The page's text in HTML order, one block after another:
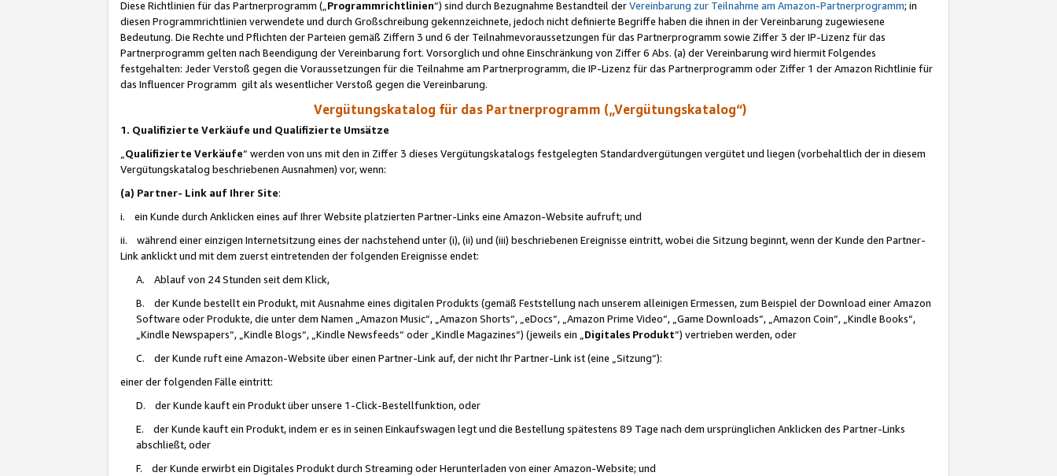
Diese Richtlinien für das Partnerprogramm („Programmrichtlinien“) sind durch Bezugnahme Bestandteil derVereinbarung zur Teilnahme am Amazon-Partnerprogramm; in
diesen Programmrichtlinien verwendete und durch Großschreibung gekennzeichnete, jedoch nicht definierte Begriffe haben die ihnen in der Vereinbarung zugewiesene
Bedeutung. Die Rechte und Pflichten der Parteien gemäß Ziffern 3 und 6 der Teilnahmevoraussetzungen für das Partnerprogramm sowie Ziffer 3 der IP-Lizenz für das
Partnerprogramm gelten nach Beendigung der Vereinbarung fort. Vorsorglich und ohne Einschränkung von Ziffer 6 Abs. (a) der Vereinbarung wird hiermit Folgendes
festgehalten: Jeder Verstoß gegen die Voraussetzungen für die Teilnahme am Partnerprogramm, die IP-Lizenz für das Partnerprogramm oder Ziffer 1 der Amazon Richtlinie für
das Influencer Programm gilt als wesentlicher Verstoß gegen die Vereinbarung.
Vergütungskatalog für das Partnerprogramm („Vergütungskatalog“)
1. Qualifizierte Verkäufe und Qualifizierte Umsätze
Qualifizierte Verkäufe“ werden von uns mit den in Ziffer 3 dieses Vergütungskatalogs festgelegten Standardvergütungen vergütet und liegen (vorbehaltlich der in diesem
Vergütungskatalog beschriebenen Ausnahmen) vor, wenn:
(a) Partner- Link auf Ihrer Site:
i. ein Kunde durch Anklicken eines auf Ihrer Website platzierten Partner-Links eine Amazon-Website aufruft; und
ii. während einer einzigen Internetsitzung eines der nachstehend unter (i), (ii) und (iii) beschriebenen Ereignisse eintritt, wobei die Sitzung beginnt, wenn der Kunde den Partner-
Link anklickt und mit dem zuerst eintretenden der folgenden Ereignisse endet:
A. Ablauf von 24 Stunden seit dem Klick,
B. der Kunde bestellt ein Produkt, mit Ausnahme eines digitalen Produkts (gemäß Feststellung nach unserem alleinigen Ermessen, zum Beispiel der Download einer Amazon
Software oder Produkte, die unter dem Namen „Amazon Music“, „Amazon Shorts“, „eDocs“, „Amazon Prime Video“, „Game Downloads“, „Amazon Coin“, „Kindle Books“,
„Kindle Newspapers“, „Kindle Blogs“, „Kindle Newsfeeds“ oder „Kindle Magazines“) (jeweils ein „ Digitales Produkt“) vertrieben werden, oder
C. der Kunde ruft eine Amazon-Website über einen Partner-Link auf, der nicht Ihr Partner-Link ist (eine „Sitzung“):
einer der folgenden Fälle eintritt:
D. der Kunde kauft ein Produkt über unsere 1-Click-Bestellfunktion, oder
E. der Kunde kauft ein Produkt, indem er es in seinen Einkaufswagen legt und die Bestellung spätestens 89 Tage nach dem ursprünglichen Anklicken des Partner-Links
abschließt, oder
F. der Kunde erwirbt ein Digitales Produkt durch Streaming oder Herunterladen von einer Amazon-Website; und